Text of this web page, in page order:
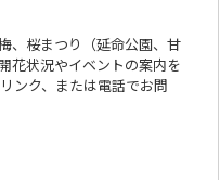
、桜まつり（延命公園、甘
花状況やイベントの案内を
ンク、または電話でお問